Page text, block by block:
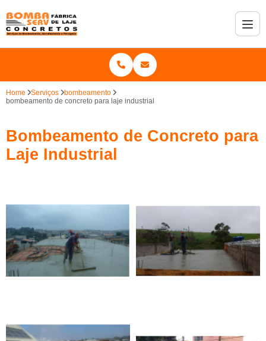
Home Serviços
bombeamento
bombeamento de concreto para laje industrial
Bombeamento de Concreto para
Laje Industrial